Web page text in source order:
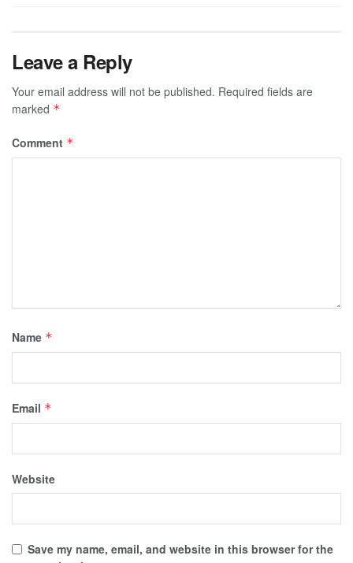
Leave a Reply
Your email address will not be published. Required fields are
marked *
Comment *
Name *
Email *
Website
Save my name, email, and website in this browser for the